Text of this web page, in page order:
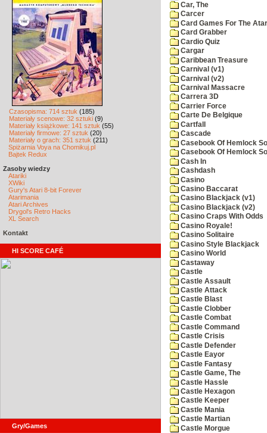
Czasopisma: 714 sztuk (185)
Materiały scenowe: 32 sztuki (9)
Materiały książkowe: 141 sztuk (55)
Materiały firmowe: 27 sztuk (20)
Materiały o grach: 351 sztuk (211)
Spiżarnia Voya na Chomikuj.pl
Bajtek Redux
Zasoby wiedzy
Atariki
XWiki
Gury's Atari 8-bit Forever
Atarimania
Atari Archives
Drygol's Retro Hacks
XL Search
Kontakt
HI SCORE CAFÉ
Gry/Games
Car, The
Carcer
Card Games For The
Card Grabber
Cardio Quiz
Cargar
Caribbean Treasure
Carnival (v1)
Carnival (v2)
Carnival Massacre
Carrera 3D
Carrier Force
Carte De Belgique
Cartfall
Cascade
Casebook Of Hemlock
Casebook Of Hemlock
Cash In
Cashdash
Casino
Casino Baccarat
Casino Blackjack (v1)
Casino Blackjack (v2)
Casino Craps With Odds
Casino Royale!
Casino Solitaire
Casino Style Blackjack
Casino World
Castaway
Castle
Castle Assault
Castle Attack
Castle Blast
Castle Clobber
Castle Combat
Castle Command
Castle Crisis
Castle Defender
Castle Eayor
Castle Fantasy
Castle Game, The
Castle Hassle
Castle Hexagon
Castle Keeper
Castle Mania
Castle Martian
Castle Morgue